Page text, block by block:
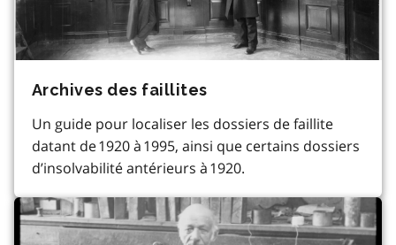
Archives des faillites
Un guide pour localiser les dossiers de faillite
datant de 1920 à 1995, ainsi que certains dossiers
d’insolvabilité antérieurs à 1920.